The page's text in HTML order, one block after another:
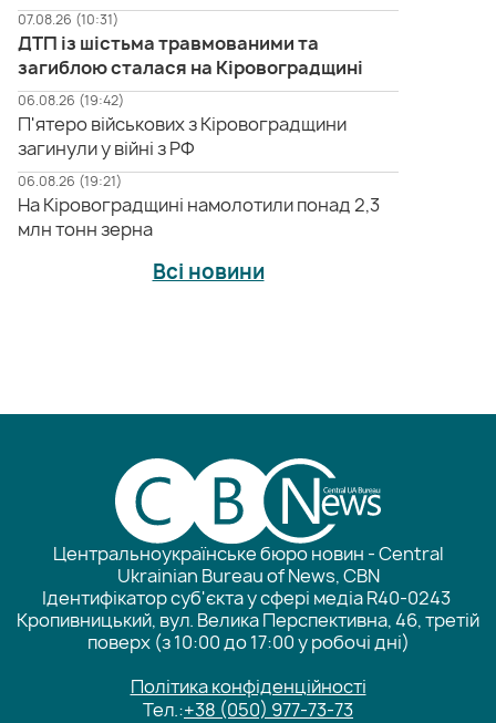
07.08.26 (10:31)
ДТП із шістьма травмованими та
загиблою сталася на Кіровоградщині
06.08.26 (19:42)
П'ятеро військових з Кіровоградщини
загинули у війні з РФ
06.08.26 (19:21)
На Кіровоградщині намолотили понад 2,3
млн тонн зерна
Всі новини
Центральноукраїнське бюро новин - Central
Ukrainian Bureau of News, CBN
Ідентифікатор суб'єкта у сфері медіа R40-0243
Кропивницький, вул. Велика Перспективна, 46, третій
поверх (з 10:00 до 17:00 у робочі дні)
Політика конфіденційності
Тел.:+38 (050) 977-73-73